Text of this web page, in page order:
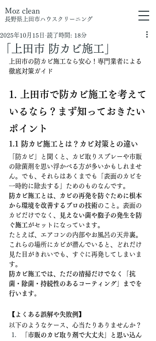
長野県上田市ハウスクリーニング
Moz clean
「上田市 防カビ施工」
2025年10月15日 読了時間: 18分
上田市の防カビ施工なら安心！専門業者による
徹底対策ガイド
1. 上田市で防カビ施工を考えて
いるなら？まず知っておきたい
ポイント
1.1 防カビ施工とは？カビ対策との違い
「防カビ」と聞くと、カビ取りスプレーや市販
の除菌剤を思い浮かべる方が多いかもしれませ
ん。でも、それらはあくまでも「表面のカビを
一時的に除去する」ためのものなんです。
防カビ施工とは、カビの再発を防ぐために根本
から環境を改善するプロの技術のこと。表面の
カビだけでなく、
見えない菌や胞子の発生を防
ぐ施工がセットになっています。
たとえば、エアコンの内部やお風呂の天井裏。
これらの場所にカビが潜んでいると、どれだけ
見た目がきれいでも、すぐに再発してしまいま
す。
防カビ施工では、ただの清掃だけでなく「抗
菌・除菌・持続性のあるコーティング」までを
行います。
【よくある誤解や失敗例】
以下のようなケース、心当たりありませんか？
「市販のカビ取り剤で大丈夫」と思い込ん